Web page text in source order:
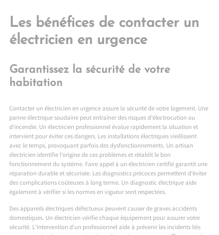
Les bénéfices de contacter un
électricien en urgence
Garantissez la sécurité de votre
habitation
Contacter un électricien en urgence assure la sécurité de votre logement. Une
panne électrique soudaine peut entraîner des risques d’électrocution ou
d’incendie. Un électricien professionnel évalue rapidement la situation et
intervient pour éviter ces dangers. Les installations électriques vieillissent
avec le temps, provoquant parfois des dysfonctionnements. Un artisan
électricien identifie l’origine de ces problèmes et rétablit le bon
fonctionnement du système. Faire appel à un électricien certifié garantit une
réparation durable et sécurisée. Les diagnostics précoces permettent d’éviter
des complications coûteuses à long terme. Un diagnostic électrique aide
également à vérifier si les normes en vigueur sont respectées.
Des appareils électriques défectueux peuvent causer de graves accidents
domestiques. Un électricien vérifie chaque équipement pour assurer votre
sécurité. L’intervention d’un professionnel aide à prévenir les incidents liés